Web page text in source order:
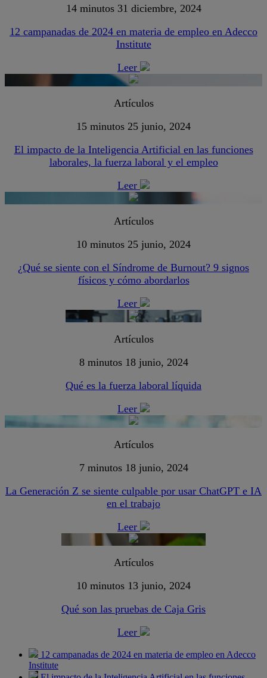
14 minutos 31 diciembre, 2024
12 campanadas de 2024 en materia de empleo en Adecco
Institute
Leer
Artículos
15 minutos 25 junio, 2024
El impacto de la Inteligencia Artificial en las funciones
laborales, la fuerza laboral y el empleo
Leer
Artículos
10 minutos 25 junio, 2024
¿Qué se siente con el Síndrome de Burnout? 9 signos
físicos y cómo abordarlos
Leer
Artículos
8 minutos 18 junio, 2024
Qué es la fuerza laboral líquida
Leer
Artículos
7 minutos 18 junio, 2024
La Generación Z se siente culpable por usar ChatGPT e IA
en el trabajo
Leer
Artículos
10 minutos 13 junio, 2024
Qué son las pruebas de Caja Gris
Leer
12 campanadas de 2024 en materia de empleo en Adecco
Institute